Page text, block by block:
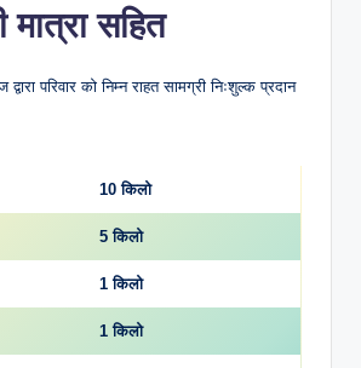
सहित
परिवार को निम्न राहत सामग्री निःशुल्क प्रदान
10 किलो
5 किलो
1 किलो
1 किलो